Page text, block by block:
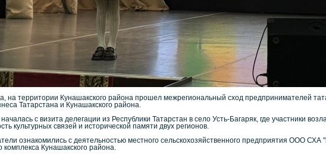
на территории Кунашакского района прошел межрегиональный сход предпринимателей
Татарстана и Кунашакского района.
с визита делегации из Республики Татарстан в село Усть-Багаряк, где участники
культурных связей и исторической памяти двух регионов.
ознакомились с деятельностью местного сельскохозяйственного предприятия ООО СХА
Кунашакского района.